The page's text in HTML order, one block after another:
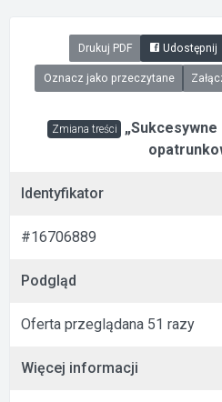
Drukuj PDF Udostępnij
Oznacz jako przeczytane
Zmiana treści
Identyfikator
#16706889
Podgląd
Oferta przeglądana 51 razy
Więcej informacji